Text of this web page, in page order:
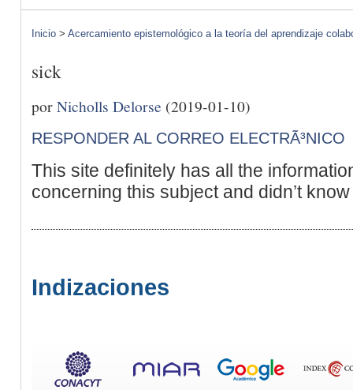
Inicio > Acercamiento epistemológico a la teoría del aprendizaje
sick
porNicholls Delorse (2019-01-10)
RESPONDER AL CORREO ELECTRÃ³NICO
This site definitely has all the
concerning this subject and didn’t
Indizaciones